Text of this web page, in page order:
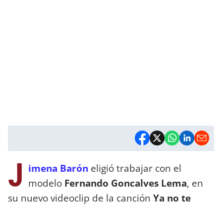
J imena Barón eligió trabajar con el
modelo Fernando Goncalves Lema, en
su nuevo videoclip de la canción Ya no te